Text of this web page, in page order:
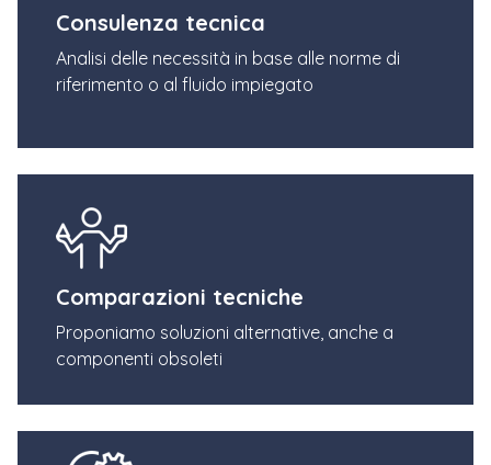
Consulenza tecnica
Analisi delle necessità in base alle norme di
riferimento o al fluido impiegato
Comparazioni tecniche
Proponiamo soluzioni alternative, anche a
componenti obsoleti